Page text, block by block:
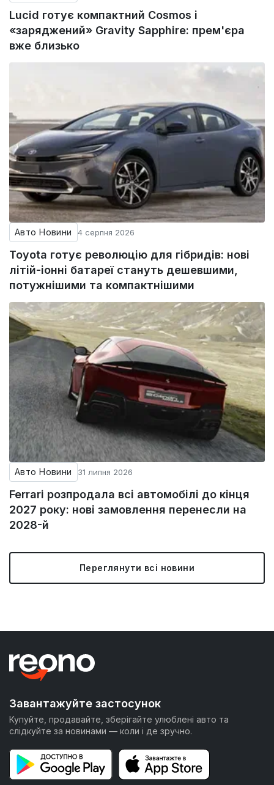
Lucid готує компактний Cosmos і
«заряджений» Gravity Sapphire: прем'єра
вже близько
Авто Новини 4 серпня 2026
Toyota готує революцію для гібридів: нові
літій-іонні батареї стануть дешевшими,
потужнішими та компактнішими
Авто Новини 31 липня 2026
Ferrari розпродала всі автомобілі до кінця
2027 року: нові замовлення перенесли на
2028-й
Переглянути всі новини
Завантажуйте застосунок
Купуйте, продавайте, зберігайте улюблені авто та
слідкуйте за новинами — коли і де зручно.